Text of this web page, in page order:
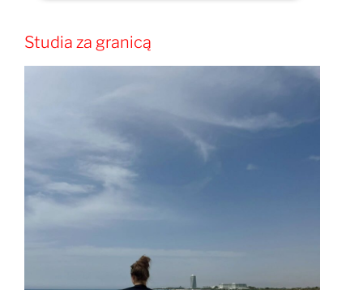
Studia za granicą